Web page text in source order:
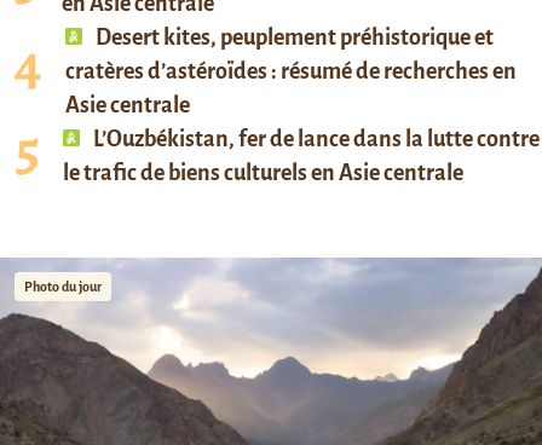
Desert kites, peuplement préhistorique et
cratères d’astéroïdes : résumé de recherches en
Asie centrale
L’Ouzbékistan, fer de lance dans la lutte contre
le trafic de biens culturels en Asie centrale
Photo du jour